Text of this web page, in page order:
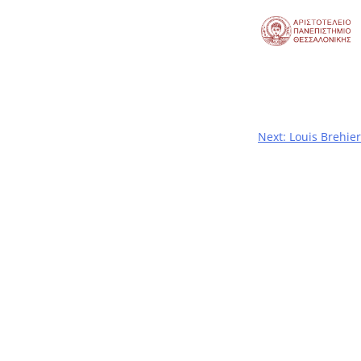
Next: Louis Brehier